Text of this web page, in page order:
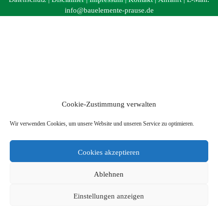
Cookie-Zustimmung verwalten
Wir verwenden Cookies, um unsere Website und unseren Service zu optimieren.
Cookies akzeptieren
Ablehnen
Einstellungen anzeigen
info@bauelemente-prause.de